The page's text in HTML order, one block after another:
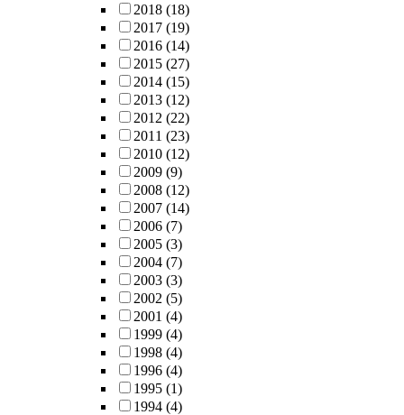
2018 (18)
2017 (19)
2016 (14)
2015 (27)
2014 (15)
2013 (12)
2012 (22)
2011 (23)
2010 (12)
2009 (9)
2008 (12)
2007 (14)
2006 (7)
2005 (3)
2004 (7)
2003 (3)
2002 (5)
2001 (4)
1999 (4)
1998 (4)
1996 (4)
1995 (1)
1994 (4)